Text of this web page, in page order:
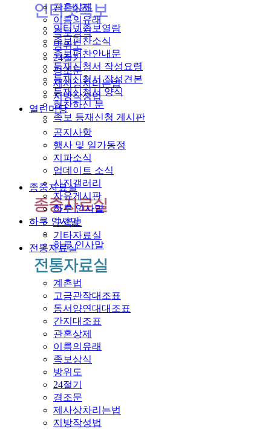
인터넷족보열람
족보편찬소식
족보편찬안내문
등재신청서 작성요령
등재신청서 작성견본
등재신청서 양식
협찬하신 분
족보 등재신청 게시판
종중자료실
구족보
기타자료실
전통자료실
계촌법
고금관작대조표
동서양연대대조표
간지대조표
관혼상제
이름의유래
족보상식
방위도
24절기
경조문
제사상차리는법
지방작성법
관혼상제
이름의유래
족보상식
방위도
24절기
경조문
제사상차리는법
지방작성법
열린마당
공지사항
행사 및 일가동정
지파소식
업데이트 소식
사진갤러리
자유게시판
하루 인사말
하루 인사말
하루 인사말